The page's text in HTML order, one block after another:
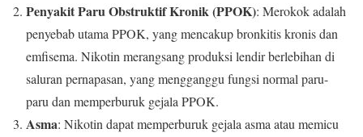
Penyakit Paru Obstruktif Kronik (PPOK): Merokok adalah
penyebab utama PPOK, yang mencakup bronkitis kronis dan
emfisema. Nikotin merangsang produksi lendir berlebihan di
saluran pernapasan, yang mengganggu fungsi normal paru-
paru dan memperburuk gejala PPOK.
Asma: Nikotin dapat memperburuk gejala asma atau memicu